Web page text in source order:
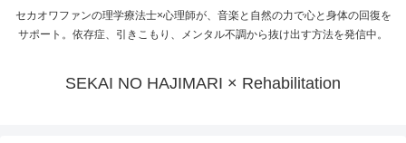
セカオワファンの理学療法士×心理師が、音楽と自然の力で心と身体の回復を
サポート。依存症、引きこもり、メンタル不調から抜け出す方法を発信中。
SEKAI NO HAJIMARI × Rehabilitation